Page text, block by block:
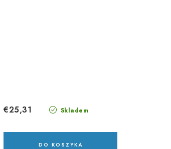
Skladem
€25,31
DO KOSZYKA